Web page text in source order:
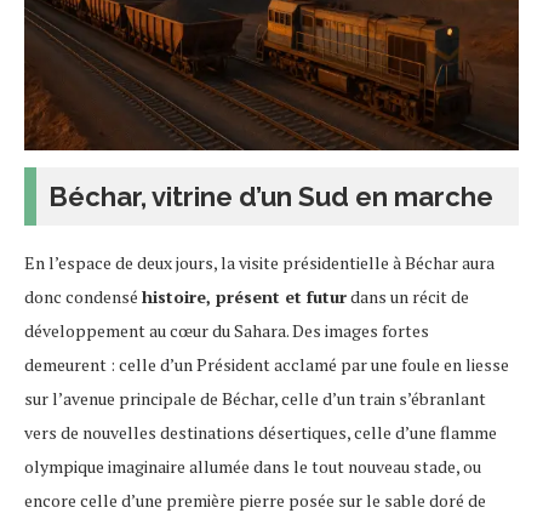
Béchar, vitrine d’un Sud en marche
En l’espace de deux jours, la visite présidentielle à Béchar aura
donc condensé histoire, présent et futurdans un récit de
développement au cœur du Sahara. Des images fortes
demeurent : celle d’un Président acclamé par une foule en liesse
sur l’avenue principale de Béchar, celle d’un train s’ébranlant
vers de nouvelles destinations désertiques, celle d’une flamme
olympique imaginaire allumée dans le tout nouveau stade, ou
encore celle d’une première pierre posée sur le sable doré de